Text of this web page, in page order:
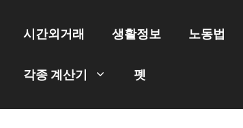
시간외거래 생활정보 노동법
각종 계산기 펫